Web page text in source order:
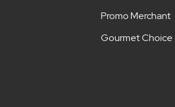
Promo Merchant
Gourmet Choice